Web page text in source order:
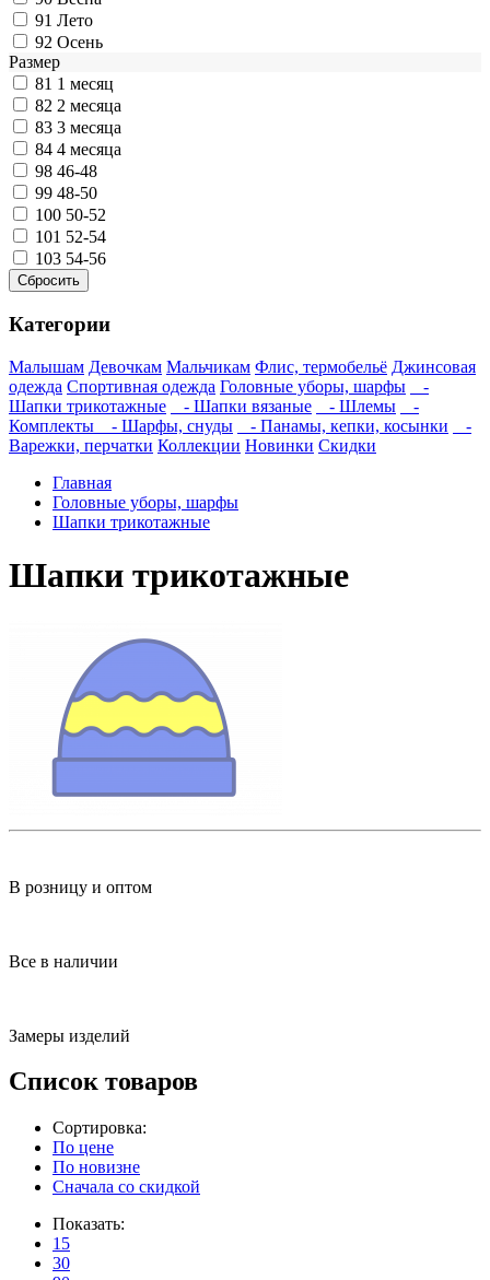
91 Лето
92 Осень
Размер
81 1 месяц
82 2 месяца
83 3 месяца
84 4 месяца
98 46-48
99 48-50
100 50-52
101 52-54
103 54-56
Категории
Малышам Девочкам Мальчикам Флис, термобельё Джинсовая
одежда Спортивная одежда Головные уборы, шарфы
-
Шапки трикотажные
- Шапки вязаные - Шлемы
-
Комплекты
- Шарфы, снуды - Панамы, кепки, косынки
-
Варежки, перчатки Коллекции Новинки Скидки
Главная
Головные уборы, шарфы
Шапки трикотажные
Шапки трикотажные
В розницу и оптом
Все в наличии
Замеры изделий
Список товаров
Сортировка:
По цене
По новизне
Сначала со скидкой
Показать:
15
30